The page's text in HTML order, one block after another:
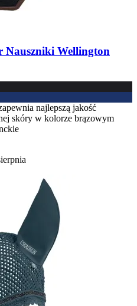
Nauszniki Wellington
najlepszą jakość
skóry w kolorze brązowym